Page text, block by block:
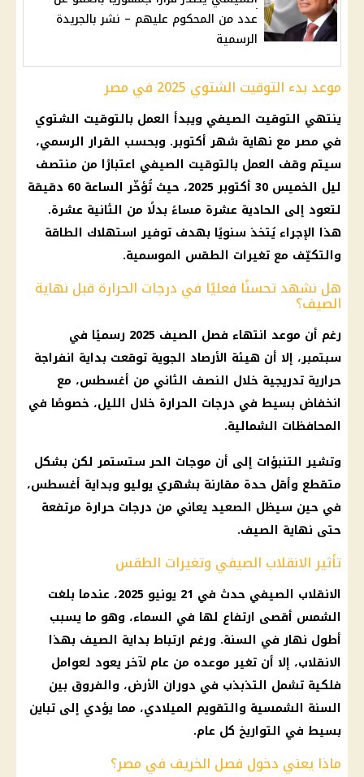
عدد من المحكوم عليهم – نشر بالجريدة
الرسمية
موعد بدء التوقيت الشتوي 2025 في مصر
ينتهي التوقيت الصيفي ويبدأ العمل بالتوقيت الشتوي
في مصر مع نهاية شهر أكتوبر. وبحسب القرار الرسمي،
سيتم وقف العمل بالتوقيت الصيفي اعتبارًا من منتصف
ليل الخميس 30 أكتوبر 2025، حيث تُؤخّر الساعة 60 دقيقة
لتعود إلى الحادية عشرة مساءً بدلًا من الثانية عشرة.
هذا الإجراء يُتخذ سنويًا بهدف توفير استهلاك الطاقة
والتكيّف مع تغيرات الطقس الموسمية.
هل نشهد تحسنًا فعليًا في درجات الحرارة قبل نهاية
الصيف؟
رغم أن موعد انتهاء فصل الصيف 2025 رسميًا في
سبتمبر، إلا أن هيئة الأرصاد الجوية توقعت بداية انفراجة
حرارية تدريجية خلال النصف الثاني من أغسطس، مع
انخفاض بسيط في درجات الحرارة خلال الليل، خصوصًا في
المحافظات الشمالية.
وتشير التنبؤات إلى أن موجات الحر ستستمر لكن بشكل
متقطع وأقل حدة مقارنة بشهري يوليو وبداية أغسطس،
في حين سيظل الصعيد يعاني من درجات حرارة مرتفعة
حتى نهاية الصيف.
تأثير الانقلاب الصيفي وتغيرات الطقس
الانقلاب الصيفي حدث في 21 يونيو 2025، عندما بلغت
الشمس أقصى ارتفاع لها في السماء، وهو ما يسبب
أطول نهار في السنة. ورغم ارتباط بداية الصيف بهذا
الانقلاب، إلا أن تغير موعده من عام لآخر يعود لعوامل
فلكية تشمل التذبذب في دوران الأرض، والفروق بين
السنة الشمسية والتقويم الميلادي، مما يؤدي إلى تباين
بسيط في التواريخ كل عام.
ماذا يعني دخول فصل الخريف في مصر؟